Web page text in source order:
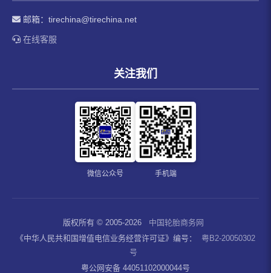
邮箱： tirechina@tirechina.net
在线客服
关注我们
微信公众号 手机端
版权所有 © 2005-2026
中国轮胎商务网
《中华人民共和国增值电信业务经营许可证》编号：
粤B2-20050302
号
粤公网安备 44051102000044号